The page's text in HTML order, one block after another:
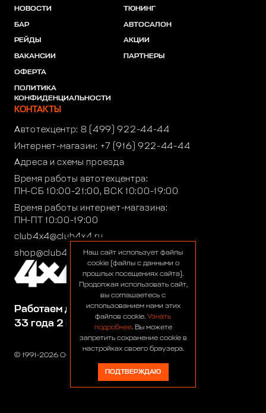
© 1991-2026 ООО «Сервис 4х4»
Работаем для вас:
33 года 2 месяца 25 дней
НОВОСТИ
БАР
РЕЙДЫ
ВАКАНСИИ
ОФЕРТА
ПОЛИТИКА
КОНФИДЕНЦИАЛЬНОСТИ
ТЮНИНГ
АВТОСАЛОН
АКЦИИ
ПАРТНЕРЫ
КОНТАКТЫ
Автотехцентр: 8 (499) 922-44-44
Интернет-магазин: +7 (916) 922-44-44
Адреса и схемы проезда
Время работы автотехцентра:
ПН-СБ 10:00-21:00, ВСК 10:00-19:00
Время работы интернет-магазина:
ПН-ПТ 10:00-19:00
club4x4@club4x4.ru
shop@club4x4.ruНаш сайт использует файлы
cookie (файлы с данными о
прошлых посещениях сайта).
Продолжая использовать сайт,
вы соглашаетесь с
использованием нами этих
файлов cookie. Узнать
подробнее. Вы можете
запретить сохранение cookie в
настройках своего браузера.
ПОДТВЕРЖДАЮ